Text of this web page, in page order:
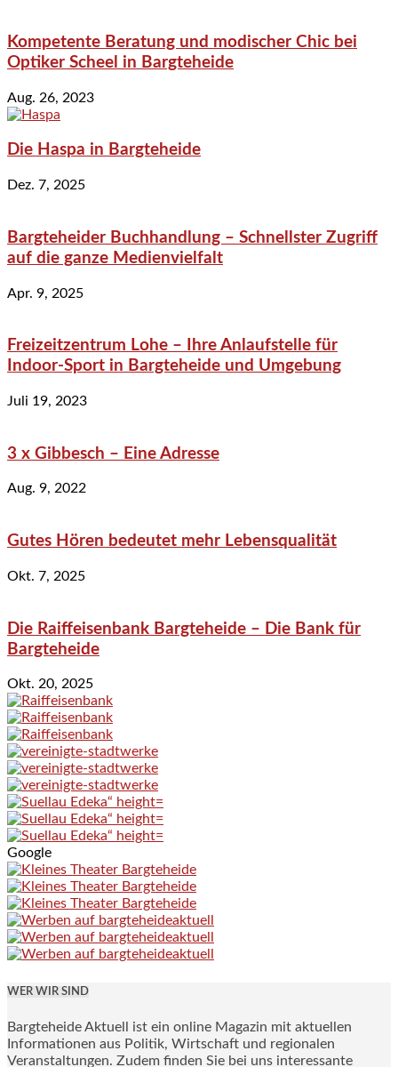
Kompetente Beratung und modischer Chic bei
Optiker Scheel in Bargteheide
Aug. 26, 2023
Die Haspa in Bargteheide
Dez. 7, 2025
Bargteheider Buchhandlung – Schnellster Zugriff
auf die ganze Medienvielfalt
Apr. 9, 2025
Freizeitzentrum Lohe – Ihre Anlaufstelle für
Indoor-Sport in Bargteheide und Umgebung
Juli 19, 2023
3 x Gibbesch – Eine Adresse
Aug. 9, 2022
Gutes Hören bedeutet mehr Lebensqualität
Okt. 7, 2025
Die Raiffeisenbank Bargteheide – Die Bank für
Bargteheide
Okt. 20, 2025
Google
WER WIR SIND
Bargteheide Aktuell ist ein online Magazin mit aktuellen
Informationen aus Politik, Wirtschaft und regionalen
Veranstaltungen. Zudem finden Sie bei uns interessante